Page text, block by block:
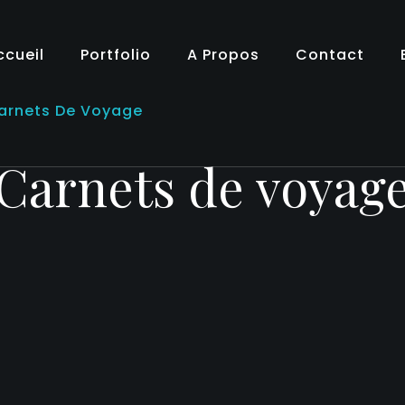
Portfolio A Propos Contact
De Voyage
de